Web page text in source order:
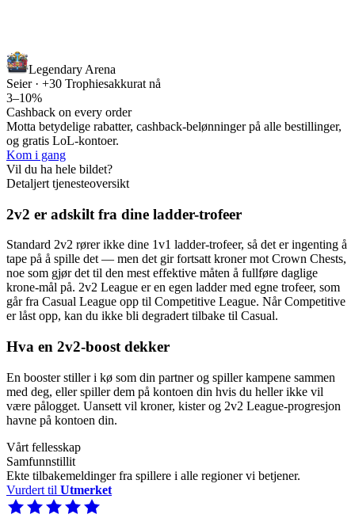
Legendary Arena
Seier · +30 Trophiesakkurat nå
3–10%
Cashback on every order
Motta betydelige rabatter, cashback-belønninger på alle bestillinger,
og gratis LoL-kontoer.
Kom i gang
Vil du ha hele bildet?
Detaljert tjenesteoversikt
2v2 er adskilt fra dine ladder-trofeer
Standard 2v2 rører ikke dine 1v1 ladder-trofeer, så det er ingenting å
tape på å spille det — men det gir fortsatt kroner mot Crown Chests,
noe som gjør det til den mest effektive måten å fullføre daglige
krone-mål på. 2v2 League er en egen ladder med egne trofeer, som
går fra Casual League opp til Competitive League. Når Competitive
er låst opp, kan du ikke bli degradert tilbake til Casual.
Hva en 2v2-boost dekker
En booster stiller i kø som din partner og spiller kampene sammen
med deg, eller spiller dem på kontoen din hvis du heller ikke vil
være pålogget. Uansett vil kroner, kister og 2v2 League-progresjon
havne på kontoen din.
Vårt fellesskap
Samfunnstillit
Ekte tilbakemeldinger fra spillere i alle regioner vi betjener.
Vurdert til Utmerket